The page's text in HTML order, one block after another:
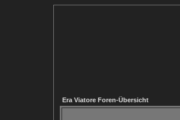
Era Viatore Foren-Übersicht